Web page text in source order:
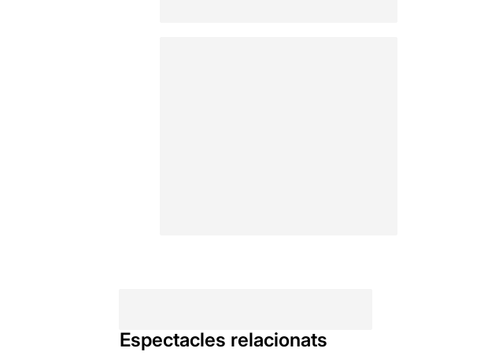
Espectacles relacionats